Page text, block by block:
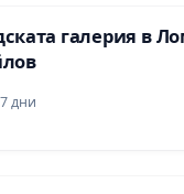
галерия в
дни